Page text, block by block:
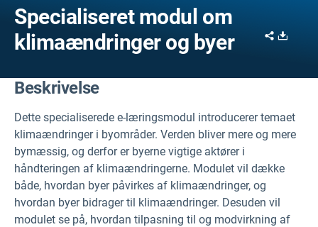
Specialiseret modul om
klimaændringer og byer
Share
Beskrivelse
Dette specialiserede e-læringsmodul introducerer temaet
klimaændringer i byområder. Verden bliver mere og mere
bymæssig, og derfor er byerne vigtige aktører i
håndteringen af klimaændringerne. Modulet vil dække
både, hvordan byer påvirkes af klimaændringer, og
hvordan byer bidrager til klimaændringer. Desuden vil
modulet se på, hvordan tilpasning til og modvirkning af